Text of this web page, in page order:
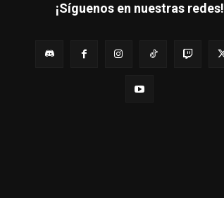
¡Síguenos en nuestras redes!